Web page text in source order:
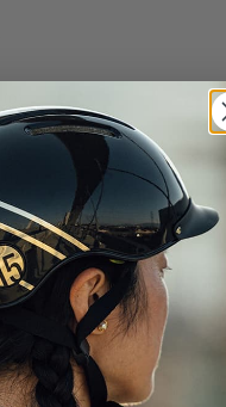
0
1